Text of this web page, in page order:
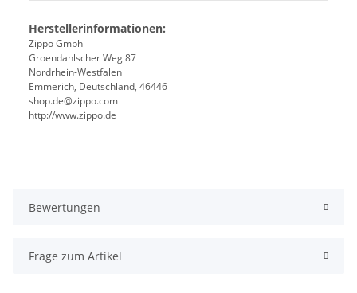
Herstellerinformationen:
Zippo Gmbh
Groendahlscher Weg 87
Nordrhein-Westfalen
Emmerich, Deutschland, 46446
shop.de@zippo.com
http://www.zippo.de
Bewertungen
Frage zum Artikel